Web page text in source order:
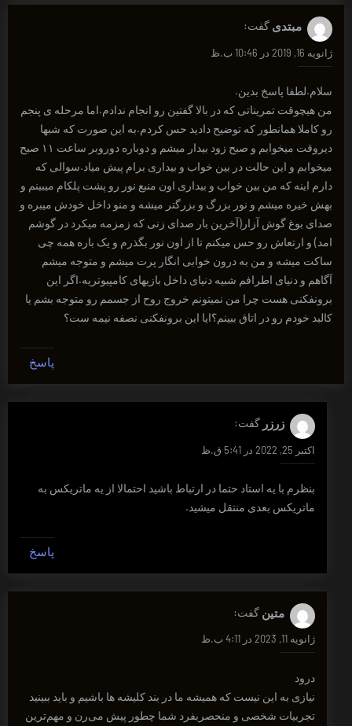
مبتدی گفت:
ژانویه 16, 2019 در 10:46 ب.ظ
سلام.لطفا پاسخ بدین.
من هیچوقت تمریناتی که در بالا گفتین رو انجام ندادم.اما مرحله ی پنجم
رو کاملا همانطور که توضیح دادید حس کردم.به این صورت که شبها
دیروقت میخوابم و صبح زود بیدار میشم و دوباره دوروبر ساعت ۱۱ صبح
میخوابم و این حالت در بین خواب و بیداری برام پیش میاد.سوالی که
دارم اینه که من بین خواب و بیداری اون منبع نور رو پشت پلکام میبینم و
بهش خیره میشم و نور بزرگ و بزرگتر میشه و منو داخل خودش میبره و
صدای بوغ گوش آزار(آخرین بار صدای زنی که زمزمه میکرد در گوشم
امد) و ارتعاش رو حس میکنم تا از اون نور بگذرم و یک باره همه چی
ساکت میشه و من به درون خوابی انگار پرت میشم و متوجه میشم
آگاهم و دنیای اطرافم شبیه دنیای داخل بازیهای کامپیوتریه.اگر این
برونفکنی هست چرا من نمیتونم خروج روح از جسمم رو متوجه بشم یا
کالبد خودم رو در اتاق ببینم؟ایا این برونفکنی نصفه نیمه ست؟
پاسخ
زرزر گفت:
اکتبر 25, 2022 در 5:41 ق.ظ
بنظرم با یه استاد حتما در ارتباط باشید احتمالا از یه ماتریکس به
ماتریکس بعدی منتقل میشید.
پاسخ
متین گفت:
ژانویه 11, 2023 در 4:11 ب.ظ
درود
نیازی به این نیست که همیشه ما در بند کلیشه ها باشیم و باید ببینید
تجربیات شخصی و منحصربفرد شما چطور پیش می‌رن و مهم‌ترین